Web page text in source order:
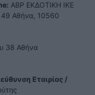
ΑBP ΕΚΔΟΤΙΚΗ ΙΚΕ
Αθήνα, 10560
38 Αθήνα
Εταιρίας /